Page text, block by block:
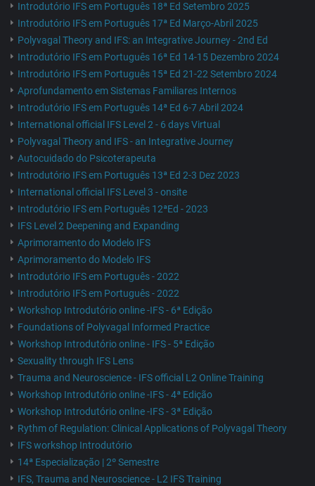
Introdutório IFS em Português 18ª Ed Setembro 2025
Introdutório IFS em Português 17ª Ed Março-Abril 2025
Polyvagal Theory and IFS: an Integrative Journey - 2nd Ed
Introdutório IFS em Português 16ª Ed 14-15 Dezembro 2024
Introdutório IFS em Português 15ª Ed 21-22 Setembro 2024
Aprofundamento em Sistemas Familiares Internos
Introdutório IFS em Português 14ª Ed 6-7 Abril 2024
International official IFS Level 2 - 6 days Virtual
Polyvagal Theory and IFS - an Integrative Journey
Autocuidado do Psicoterapeuta
Introdutório IFS em Português 13ª Ed 2-3 Dez 2023
International official IFS Level 3 - onsite
Introdutório IFS em Português 12ªEd - 2023
IFS Level 2 Deepening and Expanding
Aprimoramento do Modelo IFS
Aprimoramento do Modelo IFS
Introdutório IFS em Português - 2022
Introdutório IFS em Português - 2022
Workshop Introdutório online -IFS - 6ª Edição
Foundations of Polyvagal Informed Practice
Workshop Introdutório online - IFS - 5ª Edição
Sexuality through IFS Lens
Trauma and Neuroscience - IFS official L2 Online Training
Workshop Introdutório online -IFS - 4ª Edição
Workshop Introdutório online -IFS - 3ª Edição
Rythm of Regulation: Clinical Applications of Polyvagal Theory
IFS workshop Introdutório
14ª Especialização | 2º Semestre
IFS, Trauma and Neuroscience - L2 IFS Training